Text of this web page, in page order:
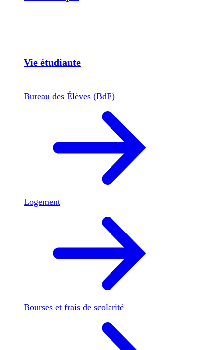
Vie étudiante
Bureau des Élèves (BdE)
Logement
Bourses et frais de scolarité